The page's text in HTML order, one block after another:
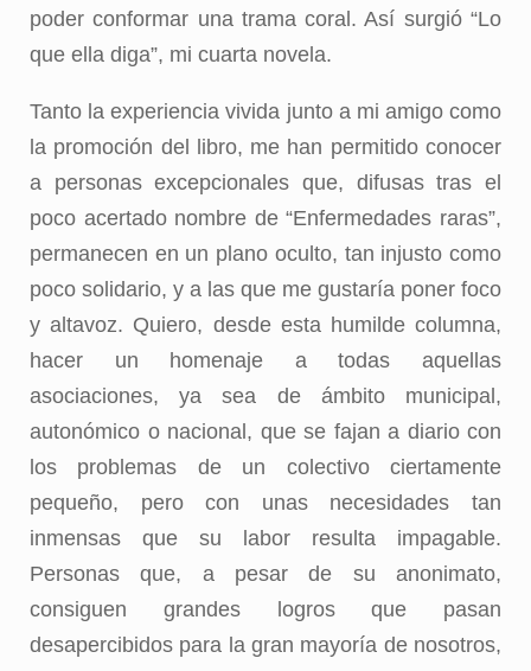
poder conformar una trama coral. Así surgió “Lo
que ella diga”, mi cuarta novela.
Tanto la experiencia vivida junto a mi amigo como
la promoción del libro, me han permitido conocer
a personas excepcionales que, difusas tras el
poco acertado nombre de “Enfermedades raras”,
permanecen en un plano oculto, tan injusto como
poco solidario, y a las que me gustaría poner foco
y altavoz. Quiero, desde esta humilde columna,
hacer un homenaje a todas aquellas
asociaciones, ya sea de ámbito municipal,
autonómico o nacional, que se fajan a diario con
los problemas de un colectivo ciertamente
pequeño, pero con unas necesidades tan
inmensas que su labor resulta impagable.
Personas que, a pesar de su anonimato,
consiguen grandes logros que pasan
desapercibidos para la gran mayoría de nosotros,